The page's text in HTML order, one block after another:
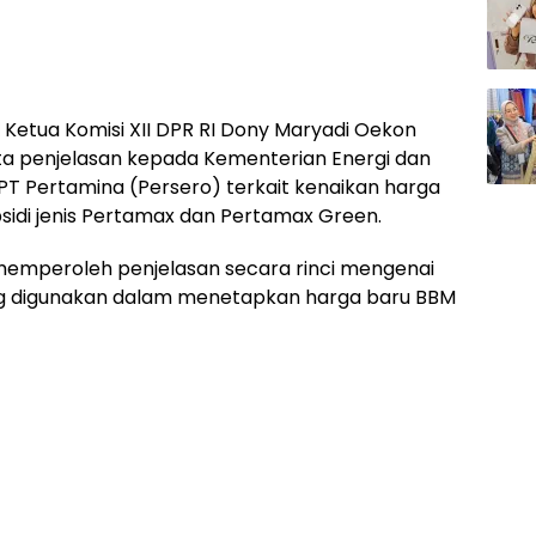
Komisi XII DPR RI Dony Maryadi Oekon
penjelasan kepada Kementerian Energi dan
Pertamina (Persero) terkait kenaikan harga
jenis Pertamax dan Pertamax Green.
penjelasan secara rinci mengenai
dalam menetapkan harga baru BBM